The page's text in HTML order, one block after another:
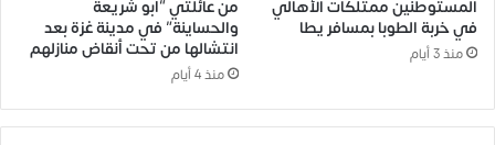
المستوطنين ممتلكات الأهالي
في خربة الطوبا بمسافر يطا
منذ 3 أيام
من عائلتي “أبو شريعة
والحساينة” في مدينة غزة بعد
انتشالها من تحت أنقاض منازلهم
منذ 4 أيام